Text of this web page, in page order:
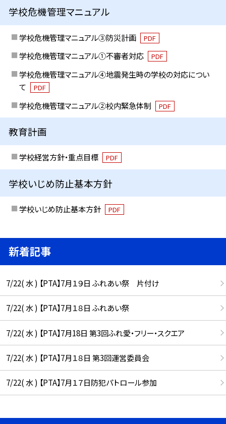
学校危機管理マニュアル
学校危機管理マニュアル③防災計画 PDF
学校危機管理マニュアル①不審者対応 PDF
学校危機管理マニュアル④地震発生時の学校の対応につい
て
PDF
学校危機管理マニュアル②校内緊急体制 PDF
教育計画
学校経営方針・重点目標 PDF
学校いじめ防止基本方針
学校いじめ防止基本方針 PDF
新着記事
7/22( 水 ) 【PTA】7月１９日 ふれあい祭 片付け
7/22( 水 ) 【PTA】7月１８日 ふれあい祭
7/22( 水 ) 【PTA】7月18日 第3回ふれ愛・フリー・スクエア
7/22( 水 ) 【PTA】7月１８日 第3回運営委員会
7/22( 水 ) 【PTA】7月１７日防犯パトロール参加